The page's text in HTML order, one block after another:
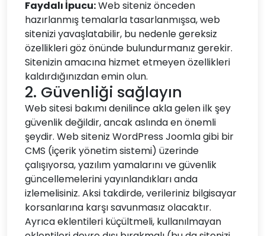
Faydalı İpucu:Web siteniz önceden
hazırlanmış temalarla tasarlanmışsa, web
sitenizi yavaşlatabilir, bu nedenle gereksiz
özellikleri göz önünde bulundurmanız gerekir.
Sitenizin amacına hizmet etmeyen özellikleri
kaldırdığınızdan emin olun.
2. Güvenliği sağlayın
Web sitesi bakımı denilince akla gelen ilk şey
güvenlik değildir, ancak aslında en önemli
şeydir. Web siteniz WordPress Joomla gibi bir
CMS (içerik yönetim sistemi) üzerinde
çalışıyorsa, yazılım yamalarını ve güvenlik
güncellemelerini yayınlandıkları anda
izlemelisiniz. Aksi takdirde, verileriniz bilgisayar
korsanlarına karşı savunmasız olacaktır.
Ayrıca eklentileri küçültmeli, kullanılmayan